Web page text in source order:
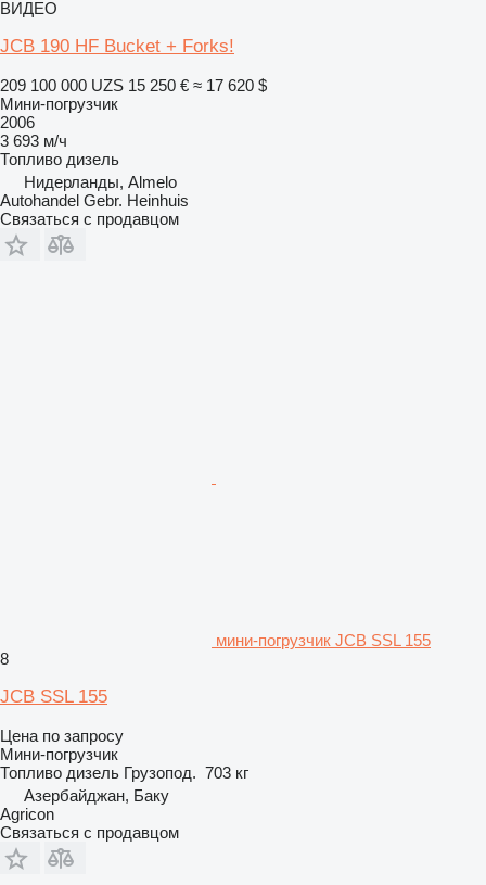
ВИДЕО
JCB 190 HF Bucket + Forks!
209 100 000 UZS 15 250 € ≈ 17 620 $
Мини-погрузчик
2006
3 693 м/ч
Топливо дизель
Нидерланды, Almelo
Autohandel Gebr. Heinhuis
Связаться с продавцом
мини-погрузчик JCB SSL 155
8
JCB SSL 155
Цена по запросу
Мини-погрузчик
Топливо дизель Грузопод. 703 кг
Азербайджан, Баку
Agricon
Связаться с продавцом